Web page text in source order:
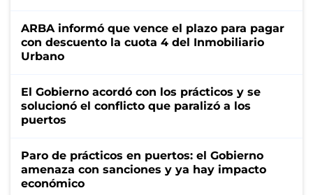
ARBA informó que vence el plazo para pagar
con descuento la cuota 4 del Inmobiliario
Urbano
El Gobierno acordó con los prácticos y se
solucionó el conflicto que paralizó a los
puertos
Paro de prácticos en puertos: el Gobierno
amenaza con sanciones y ya hay impacto
económico